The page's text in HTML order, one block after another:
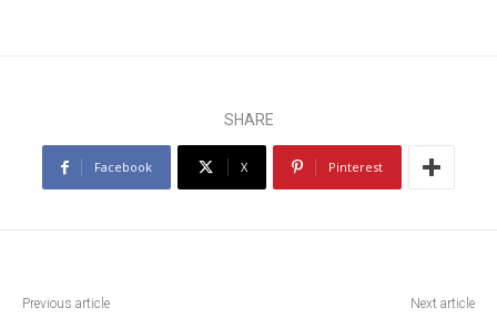
SHARE
Facebook X Pinterest
Previous article
Next article